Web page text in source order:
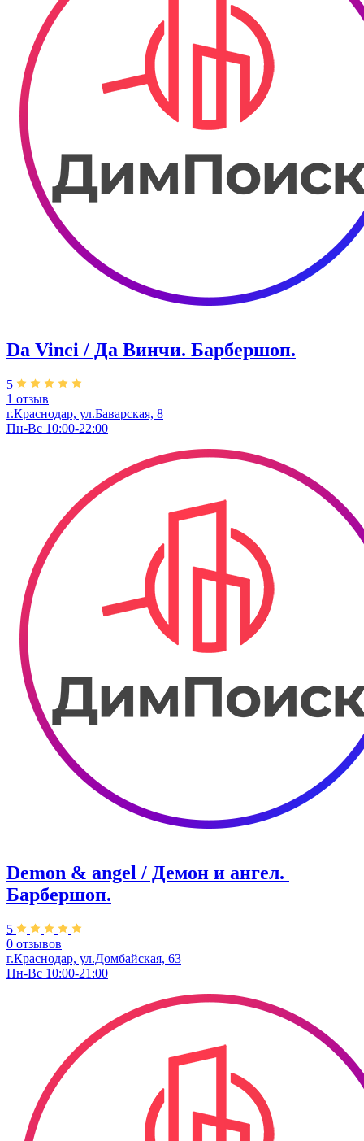
Da Vinci / Да Винчи. Барбершоп.
5
1 отзыв
г.Краснодар, ул.​Баварская, 8
Пн-Вс 10:00-22:00
Demon & angel / Демон и ангел. ​
Барбершоп.
5
0 отзывов
г.Краснодар, ул.​Домбайская, 63
Пн-Вс 10:00-21:00